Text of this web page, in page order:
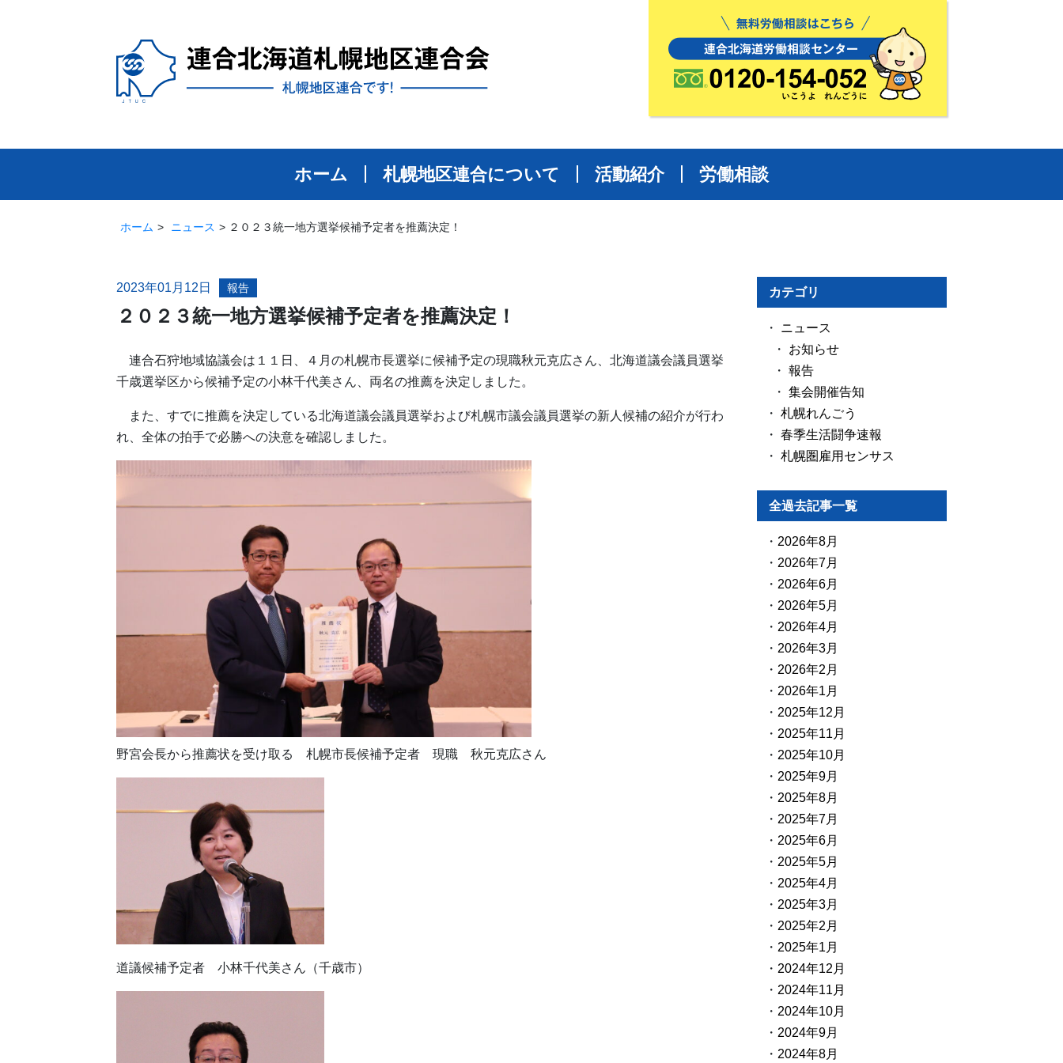
ホーム 札幌地区連合について 活動紹介 労働相談
ホーム ニュース ２０２３統一地方選挙候補予定者を推薦決定！
2023年01月12日 報告
２０２３統一地方選挙候補予定者を推薦決定！
連合石狩地域協議会は１１日、４月の札幌市長選挙に候補予定の現職秋元克広さん、北海道議会議員選挙
千歳選挙区から候補予定の小林千代美さん、両名の推薦を決定しました。
また、すでに推薦を決定している北海道議会議員選挙および札幌市議会議員選挙の新人候補の紹介が行わ
れ、全体の拍手で必勝への決意を確認しました。
野宮会長から推薦状を受け取る 札幌市長候補予定者 現職 秋元克広さん
道議候補予定者 小林千代美さん（千歳市）
カテゴリ
ニュース
お知らせ
報告
集会開催告知
札幌れんごう
春季生活闘争速報
札幌圏雇用センサス
全過去記事一覧
2026年8月
2026年7月
2026年6月
2026年5月
2026年4月
2026年3月
2026年2月
2026年1月
2025年12月
2025年11月
2025年10月
2025年9月
2025年8月
2025年7月
2025年6月
2025年5月
2025年4月
2025年3月
2025年2月
2025年1月
2024年12月
2024年11月
2024年10月
2024年9月
2024年8月